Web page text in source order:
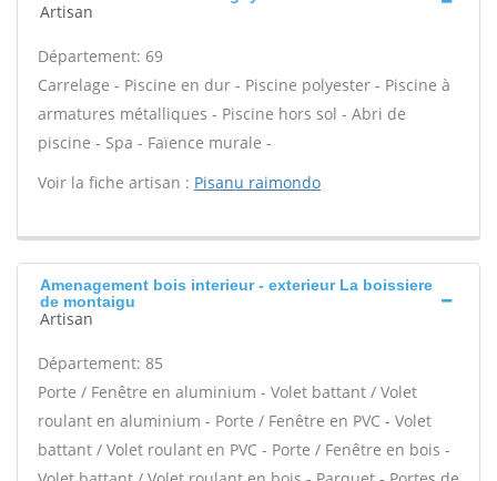
Artisan
Département: 69
Carrelage - Piscine en dur - Piscine polyester - Piscine à
armatures métalliques - Piscine hors sol - Abri de
piscine - Spa - Faïence murale -
Voir la fiche artisan : Pisanu raimondo
Amenagement bois interieur - exterieur La boissiere
de montaigu
Artisan
Département: 85
Porte / Fenêtre en aluminium - Volet battant / Volet
roulant en aluminium - Porte / Fenêtre en PVC - Volet
battant / Volet roulant en PVC - Porte / Fenêtre en bois -